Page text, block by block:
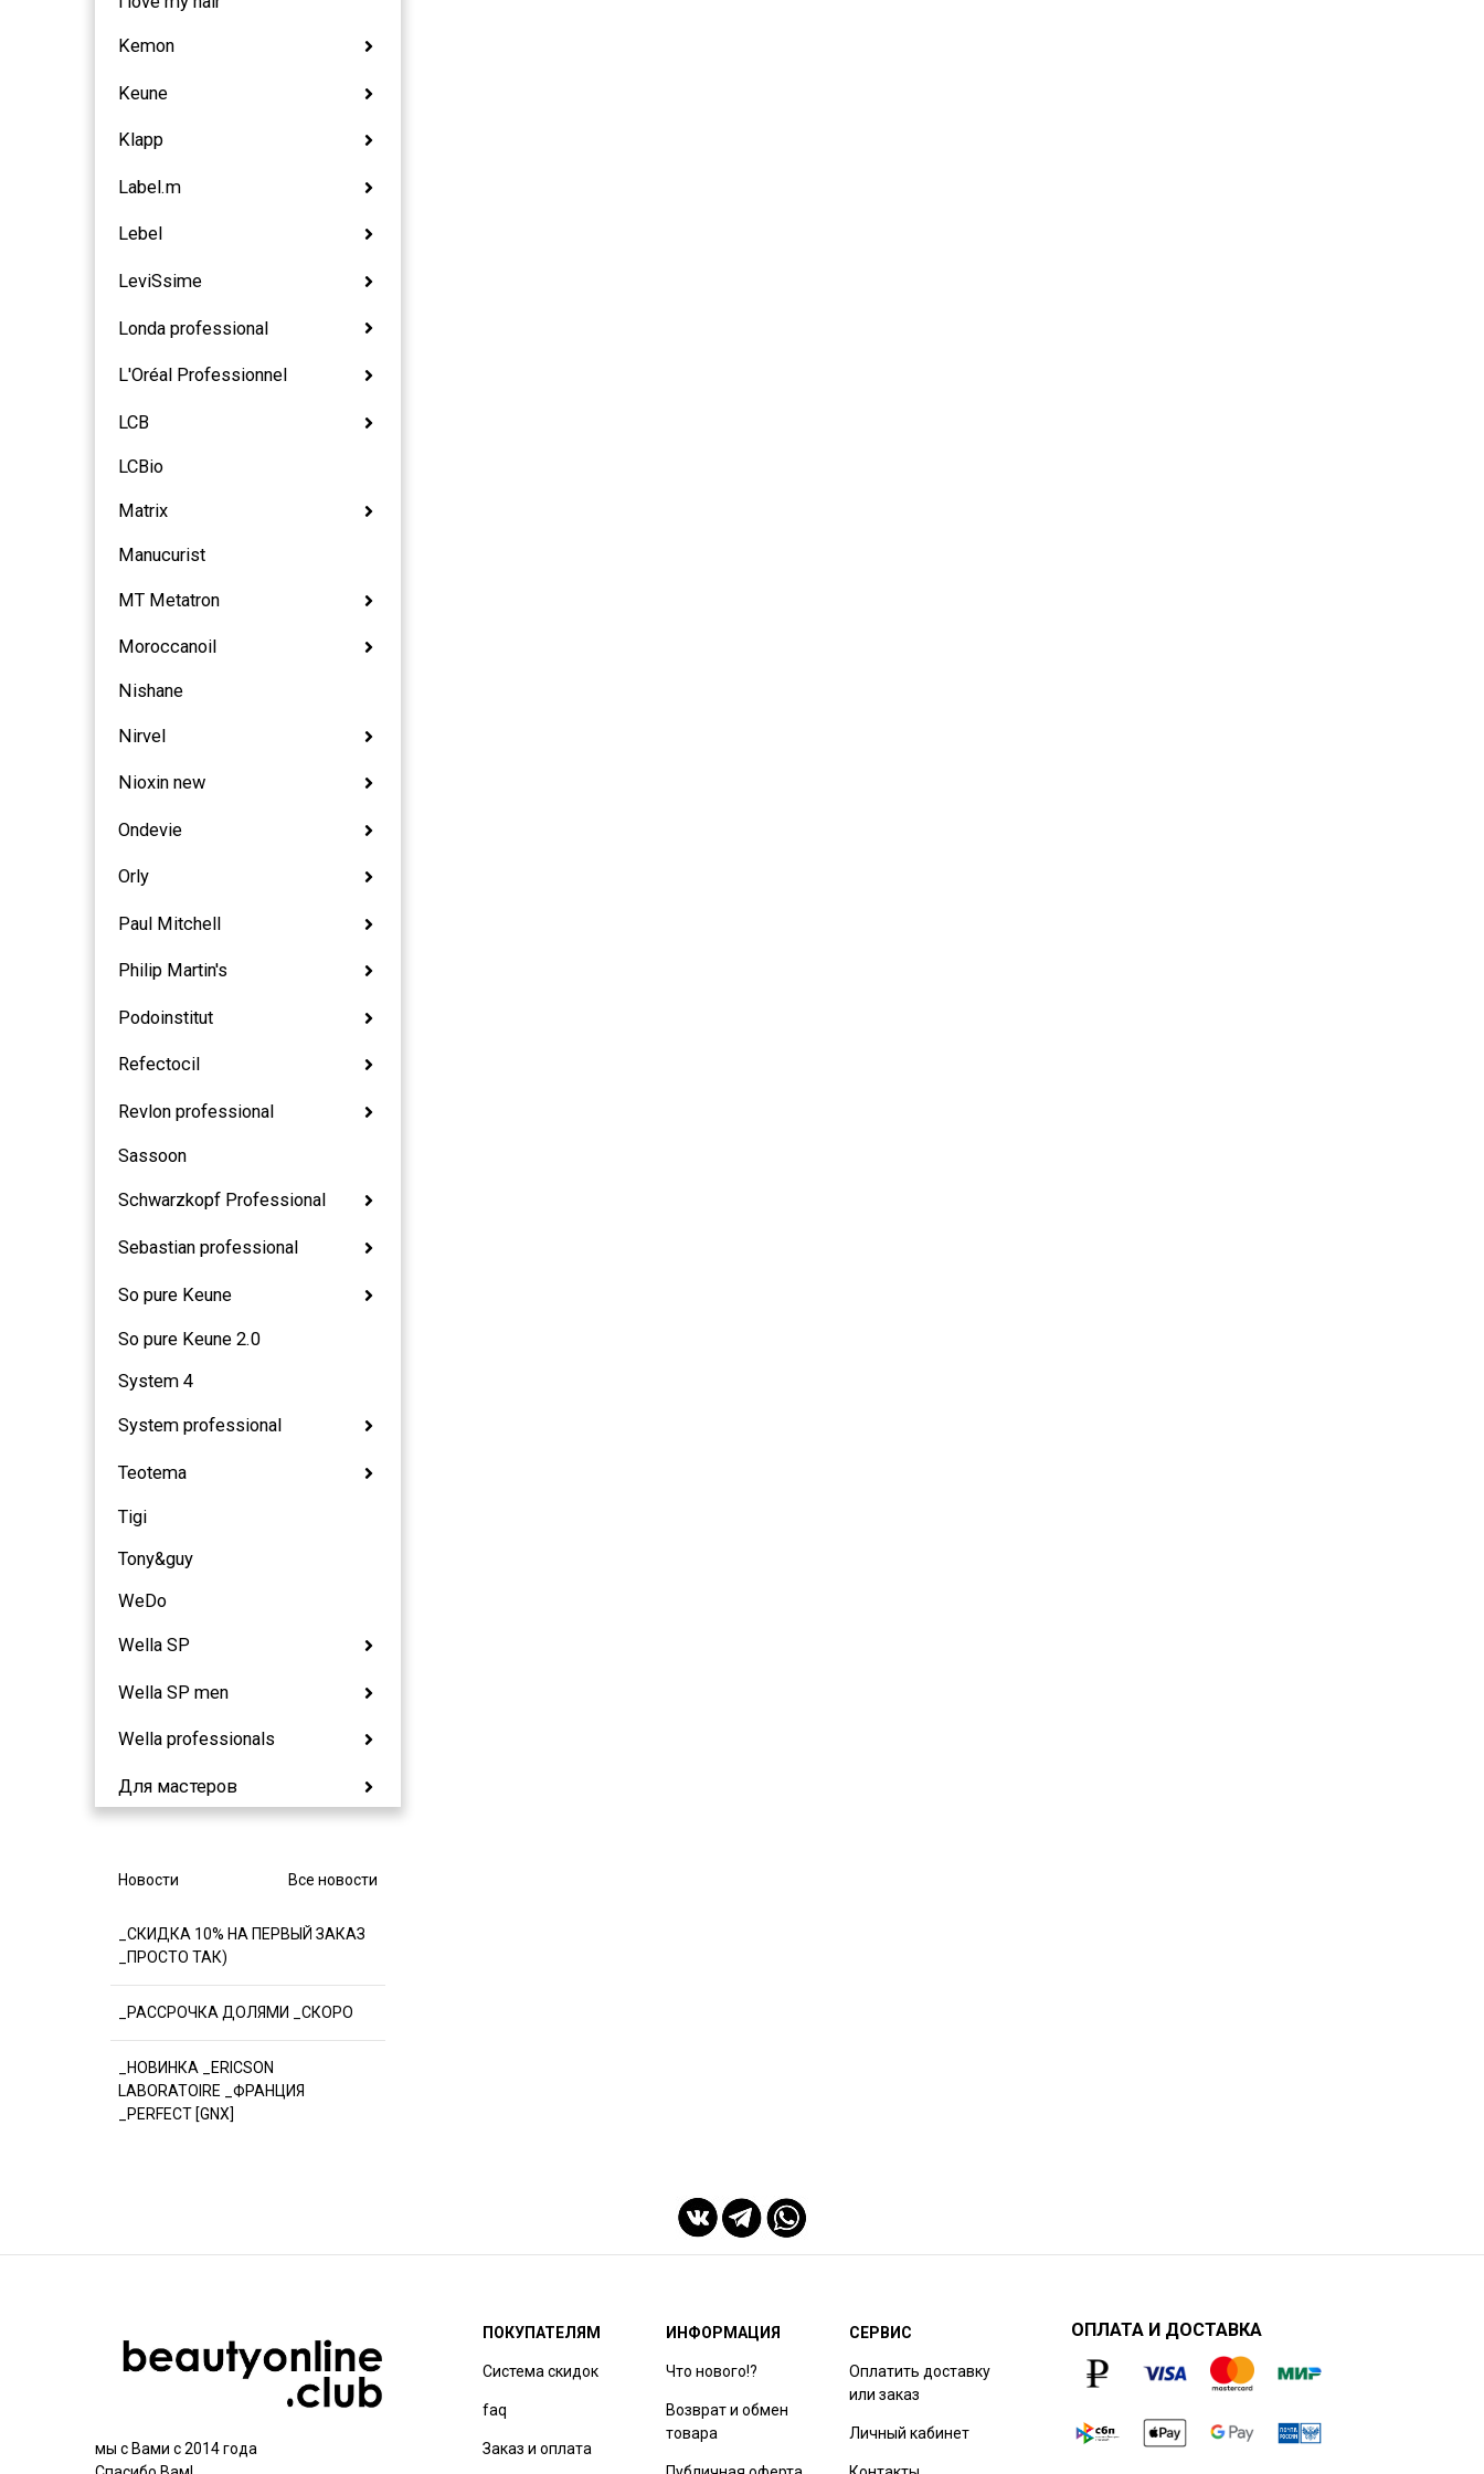
Kemon
Keune
Klapp
Label.m
Lebel
LeviSsime
Londa professional
L'Oréal Professionnel
LCB
LCBio
Matrix
Manucurist
MT Metatron
Moroccanoil
Nishane
Nirvel
Nioxin new
Ondevie
Orly
Paul Mitchell
Philip Martin's
Podoinstitut
Refectocil
Revlon professional
Sassoon
Schwarzkopf Professional
Sebastian professional
So pure Keune
So pure Keune 2.0
System 4
System professional
Teotema
Tigi
Tony&guy
WeDo
Wella SP
Wella SP men
Wella professionals
Для мастеров
Новости Все новости
_СКИДКА 10% НА ПЕРВЫЙ ЗАКАЗ
_ПРОСТО ТАК)
_РАССРОЧКА ДОЛЯМИ _СКОРО
_НОВИНКА _ERICSON
LABORATOIRE _ФРАНЦИЯ
_PERFECT [GNX]
мы с Вами с 2014 года
ПОКУПАТЕЛЯМ
Система скидок
faq
Заказ и оплата
ИНФОРМАЦИЯ
Что нового!?
Возврат и обмен
товара
СЕРВИС
Оплатить доставку
или заказ
Личный кабинет
ОПЛАТА И ДОСТАВКА